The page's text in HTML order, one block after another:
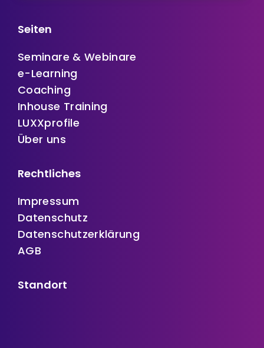
Seiten
Seminare & Webinare
e-Learning
Coaching
Inhouse Training
LUXXprofile
Über uns
Rechtliches
Impressum
Datenschutz
Datenschutzerklärung
AGB
Standort